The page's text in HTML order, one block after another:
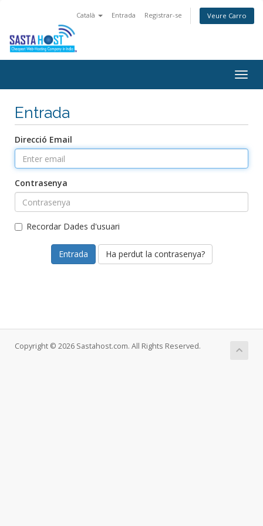
Català Entrada Registrar-se Veure Carro
Entrada
Direcció Email
Contrasenya
Recordar Dades d'usuari
Ha perdut la contrasenya?
Copyright © 2026 Sastahost.com. All Rights Reserved.